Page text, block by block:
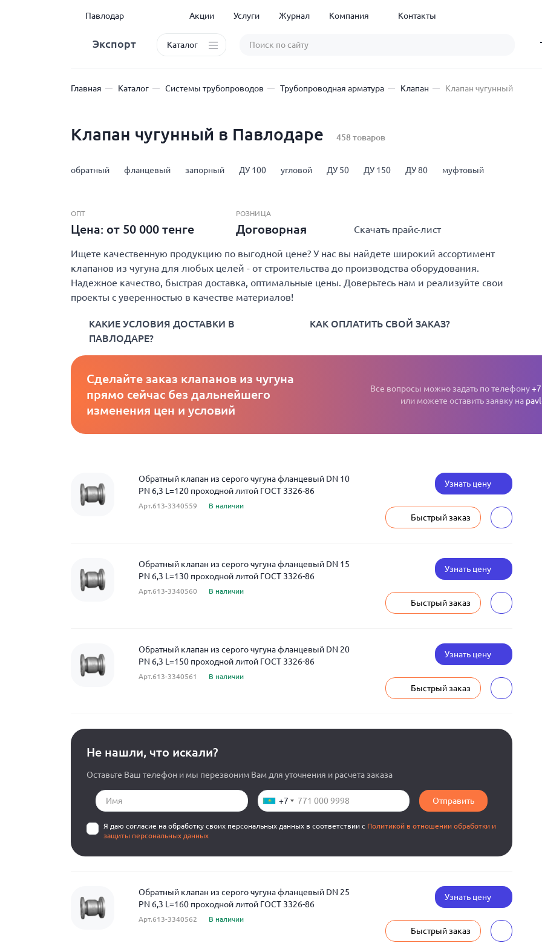
Павлодар Акции Услуги Журнал Компания Контакты
Экспорт Каталог
Главная Каталог Системы трубопроводов Трубопроводная арматура Клапан Клапан чугунный
Клапан чугунный в Павлодаре 458 товаров
обратный фланцевый запорный ДУ 100 угловой ДУ 50 ДУ 150 ДУ 80 муфтовый
ОПТ
Цена: от 50 000 тенге
РОЗНИЦА
Договорная Скачать прайс-лист
Ищете качественную продукцию по выгодной цене? У нас вы найдете широкий ассортимент
клапанов из чугуна для любых целей - от строительства до производства оборудования.
Надежное качество, быстрая доставка, оптимальные цены. Доверьтесь нам и реализуйте свои
проекты с уверенностью в качестве материалов!
КАКИЕ УСЛОВИЯ ДОСТАВКИ В
ПАВЛОДАРЕ?
КАК ОПЛАТИТЬ СВОЙ ЗАКАЗ?
Сделайте заказ клапанов из чугуна
прямо сейчас без дальнейшего
изменения цен и условий
Все вопросы можно задать по телефону
или можете оставить заявку на
Обратный клапан из серого чугуна фланцевый DN 10
PN 6,3 L=120 проходной литой ГОСТ 3326-86
Арт.613-3340559 В наличии
Узнать цену
Быстрый заказ
Обратный клапан из серого чугуна фланцевый DN 15
PN 6,3 L=130 проходной литой ГОСТ 3326-86
Арт.613-3340560 В наличии
Узнать цену
Быстрый заказ
Обратный клапан из серого чугуна фланцевый DN 20
PN 6,3 L=150 проходной литой ГОСТ 3326-86
Арт.613-3340561 В наличии
Узнать цену
Быстрый заказ
Не нашли, что искали?
Оставьте Ваш телефон и мы перезвоним Вам для уточнения и расчета заказа
+7 Отправить
Я даю согласие на обработку своих персональных данных в соответствии с Политикой в отношении обработки и
защиты персональных данных
Обратный клапан из серого чугуна фланцевый DN 25
PN 6,3 L=160 проходной литой ГОСТ 3326-86
Арт.613-3340562 В наличии
Узнать цену
Быстрый заказ